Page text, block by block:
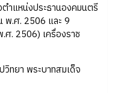
ำแหน่งประธานองคมนตรี
.ศ. 2506 และ 9
. 2506) เครื่องราช
ทยา พระบาทสมเด็จ